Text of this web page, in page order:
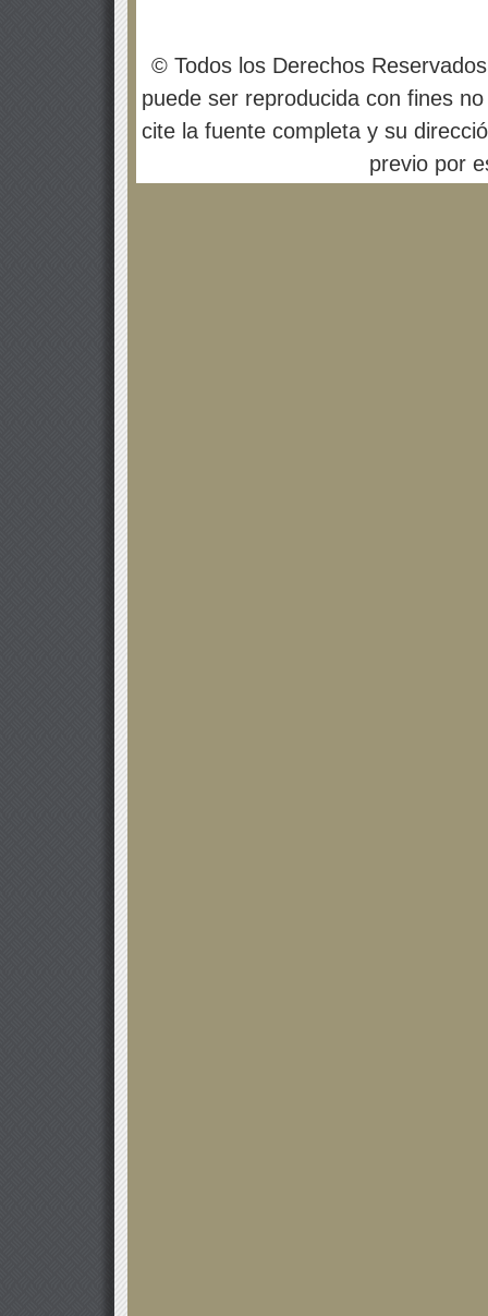
© Todos los Derechos
puede ser reproducida con fines
cite la fuente completa y su
previo por